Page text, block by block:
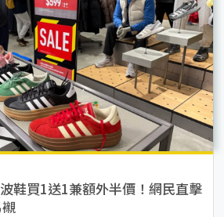
鞋買1送1兼額外半價！網民直擊